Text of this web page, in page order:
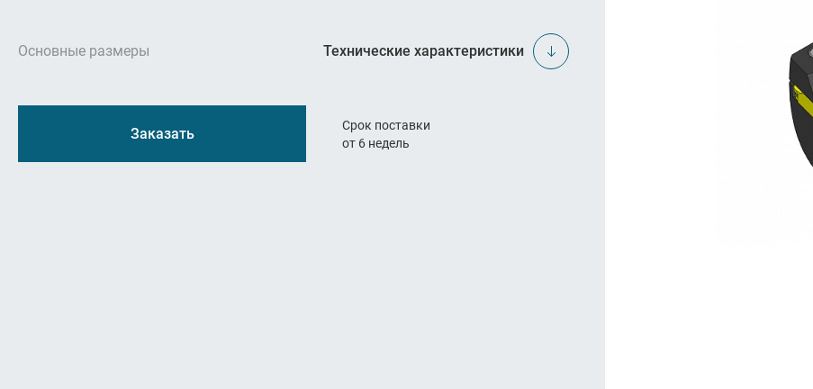
Отрезка и обработка канавок
Основные размеры Технические характеристики
Заказать
Срок поставки
от 6 недель